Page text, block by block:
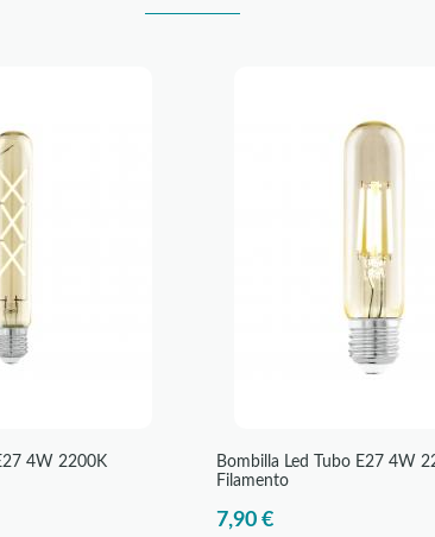
4W 2200K
Bombilla Led Tubo E27 4W
Filamento
7,90 €